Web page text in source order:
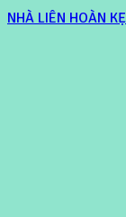
NHÀ LIÊN HOÀN